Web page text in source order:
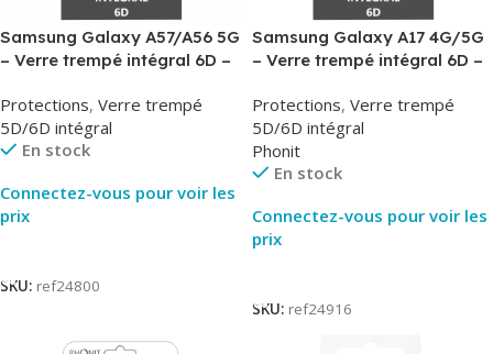
Samsung Galaxy A57/A56 5G
– Verre trempé intégral 6D –
Protections, Verre trempé
5D/6D intégral
En stock
Connectez-vous pour voir les
prix
SKU: ref24800
Samsung Galaxy A17 4G/5G
– Verre trempé intégral 6D –
Protections, Verre trempé
5D/6D intégral
Phonit
En stock
Connectez-vous pour voir les
prix
SKU: ref24916